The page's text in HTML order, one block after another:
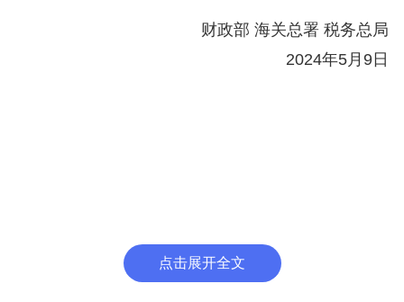
财政部 海关总署 税务总局
2024年5月9日
点击展开全文